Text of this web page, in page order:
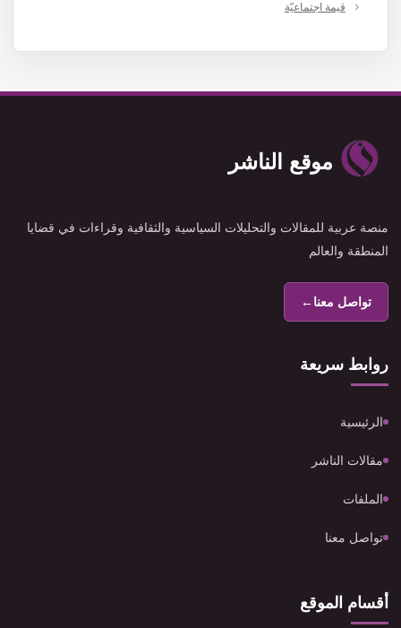
قيمة اجتماعيّة
موقع الناشر
منصة عربية للمقالات والتحليلات السياسية والثقافية وقراءات في قضايا
المنطقة والعالم
تواصل معنا←
روابط سريعة
الرئيسية
مقالات الناشر
الملفات
تواصل معنا
أقسام الموقع